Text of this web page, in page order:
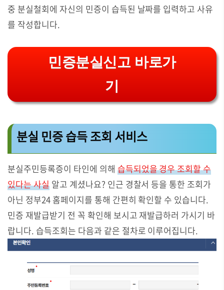
중 분실철회에 자신의 민증이 습득된 날짜를 입력하고 사유
를 작성합니다.
민증분실신고 바로가
기
분실 민증 습득 조회 서비스
분실주민등록증이 타인에 의해 습득되었을 경우 조회할 수
있다는 사실알고 계셨나요? 인근 경찰서 등을 통한 조회가
아닌 정부24 홈페이지를 통해 간편히 확인할 수 있습니다.
민증 재발급받기 전 꼭 확인해 보시고 재발급하러 가시기 바
랍니다. 습득조회는 다음과 같은 절차로 이루어집니다.